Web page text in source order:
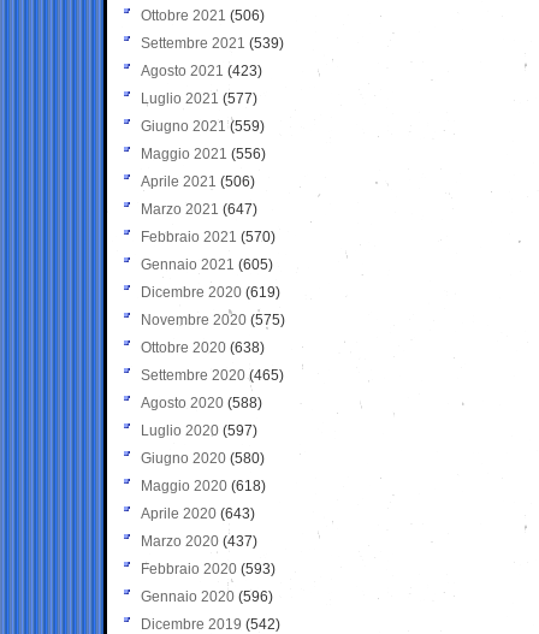
Ottobre 2021 (506)
Settembre 2021 (539)
Agosto 2021 (423)
Luglio 2021 (577)
Giugno 2021(559)
Maggio 2021 (556)
Aprile 2021 (506)
Marzo 2021 (647)
Febbraio 2021 (570)
Gennaio 2021 (605)
Dicembre 2020 (619)
Novembre 2020 (575)
Ottobre 2020 (638)
Settembre 2020(465)
Agosto 2020 (588)
Luglio 2020 (597)
Giugno 2020 (580)
Maggio 2020 (618)
Aprile 2020 (643)
Marzo 2020 (437)
Febbraio 2020 (593)
Gennaio 2020 (596)
Dicembre 2019 (542)